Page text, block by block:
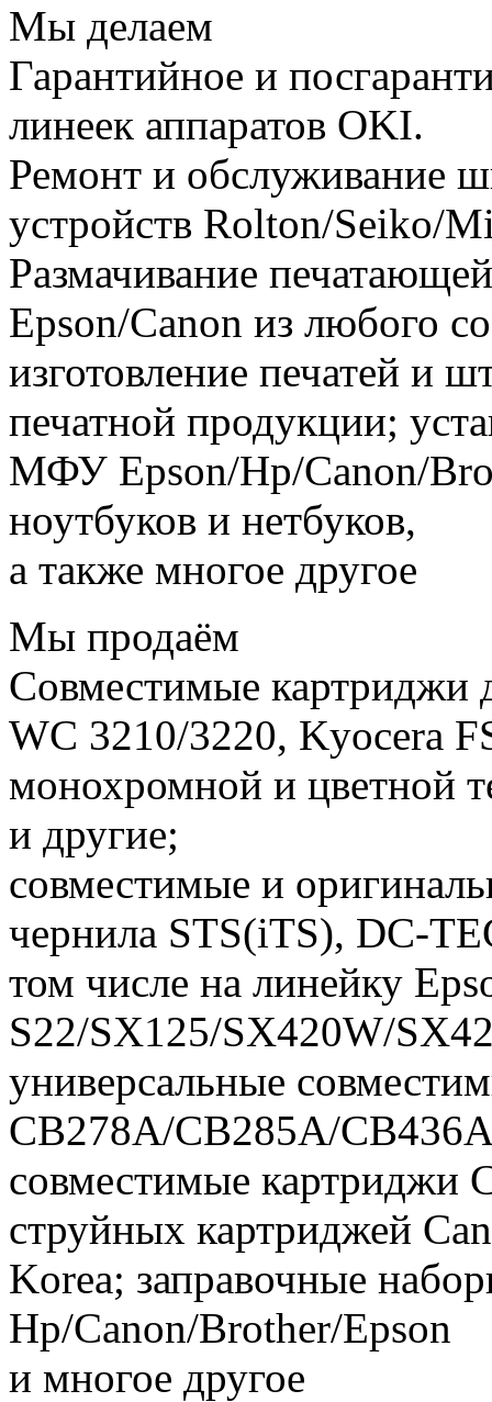
Мы делаем
Гарантийное и
линеек аппаратов OKI.
Ремонт и обслуживание
устройств Rolton/Seiko/
Размачивание
Epson/Canon из любого
изготовление печатей и
печатной продукции;
МФУ Epson/Hp/Canon/
ноутбуков и нетбуков,
а также многое другое
Мы продаём
Совместимые картриджи
WC 3210/3220, Kyocera
монохромной и цветной
и другие;
cовместимые и
чернила STS(iTS), DC-
том числе на линейку
S22/SX125/SX420W/
универсальные
CB278A/CB285A/
совместимые картриджи
струйных картриджей
Korea; заправочные
Hp/Canon/Brother/Epson
и многое другое